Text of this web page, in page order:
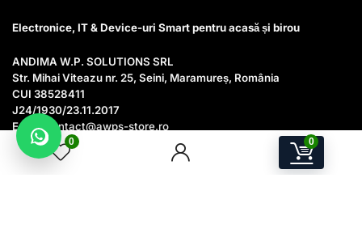
0 0
Electronice, IT & Device-uri Smart pentru acasă și birou
ANDIMA W.P. SOLUTIONS SRL
Str. Mihai Viteazu nr. 25, Seini, Maramureș, România
CUI 38528411
J24/1930/23.11.2017
Email:
contact@awps-store.ro
Program suport: Luni–Vineri, 09:00–17:00